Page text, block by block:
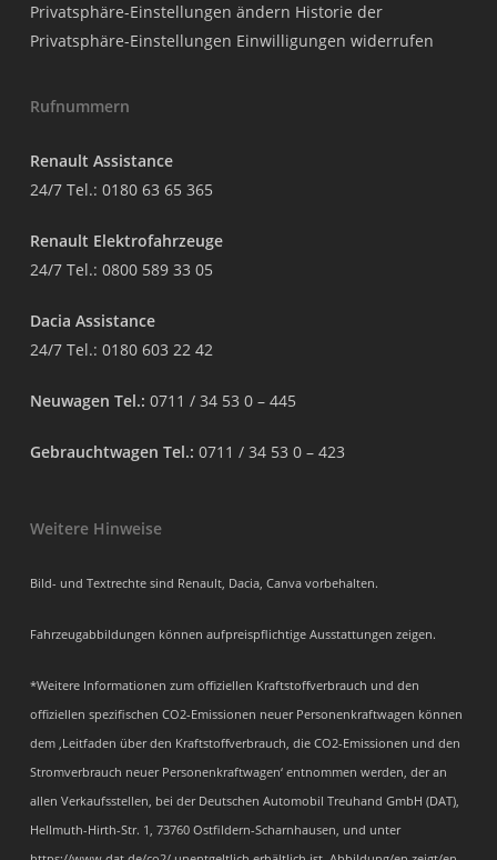
Privatsphäre-Einstellungen ändern Historie der
Privatsphäre-Einstellungen Einwilligungen widerrufen
Rufnummern
Renault Assistance
24/7 Tel.: 0180 63 65 365
Renault Elektrofahrzeuge
24/7 Tel.: 0800 589 33 05
Dacia Assistance
24/7 Tel.: 0180 603 22 42
Neuwagen Tel.: 0711 / 34 53 0 – 445
Gebrauchtwagen Tel.: 0711 / 34 53 0 – 423
Weitere Hinweise
Bild- und Textrechte sind Renault, Dacia, Canva vorbehalten.
Fahrzeugabbildungen können aufpreispflichtige Ausstattungen zeigen.
*Weitere Informationen zum offiziellen Kraftstoffverbrauch und den
offiziellen spezifischen CO2-Emissionen neuer Personenkraftwagen können
dem ‚Leitfaden über den Kraftstoffverbrauch, die CO2-Emissionen und den
Stromverbrauch neuer Personenkraftwagen‘ entnommen werden, der an
allen Verkaufsstellen, bei der Deutschen Automobil Treuhand GmbH (DAT),
Hellmuth-Hirth-Str. 1, 73760 Ostfildern-Scharnhausen, und unter